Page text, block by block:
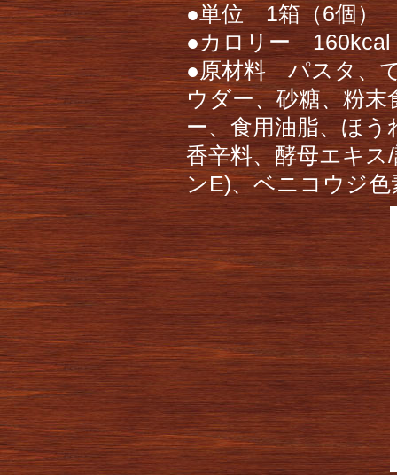
●単位 1箱（6個）
●カロリー 160kcal
●原材料 パスタ、
ウダー、砂糖、粉
ー、食用油脂、ほ
香辛料、酵母エキ
ンE)、ベニコウジ